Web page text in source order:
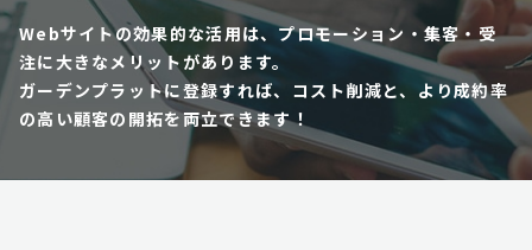
Webサイトの効果的な活用は、プロモーション・集客・受
注に大きなメリットがあります。
ガーデンプラットに登録すれば、コスト削減と、より成約率
の高い顧客の開拓を両立できます！